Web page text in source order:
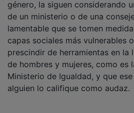
de un ministerio o de una
lamentable que se tomen
capas sociales más vulnerables
prescindir de herramientas en la
de hombres y mujeres, como es
Ministerio de Igualdad, y que
alguien lo califique como audaz.